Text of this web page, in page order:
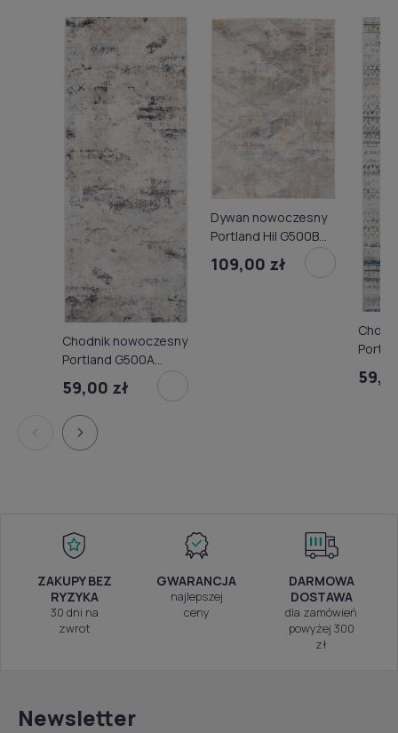
Chodnik nowoczesny
Portland G500A
white/d.vizon
59,00 zł
Dywan nowoczesny
Portland Hil G500B
white/d_blue
109,00 zł
Portland
white/
ZAKUPY BEZ
RYZYKA
30 dni na
zwrot
GWARANCJA
najlepszej
ceny
DARMOWA
DOSTAWA
dla zamówień
powyżej 300
zł
Newsletter